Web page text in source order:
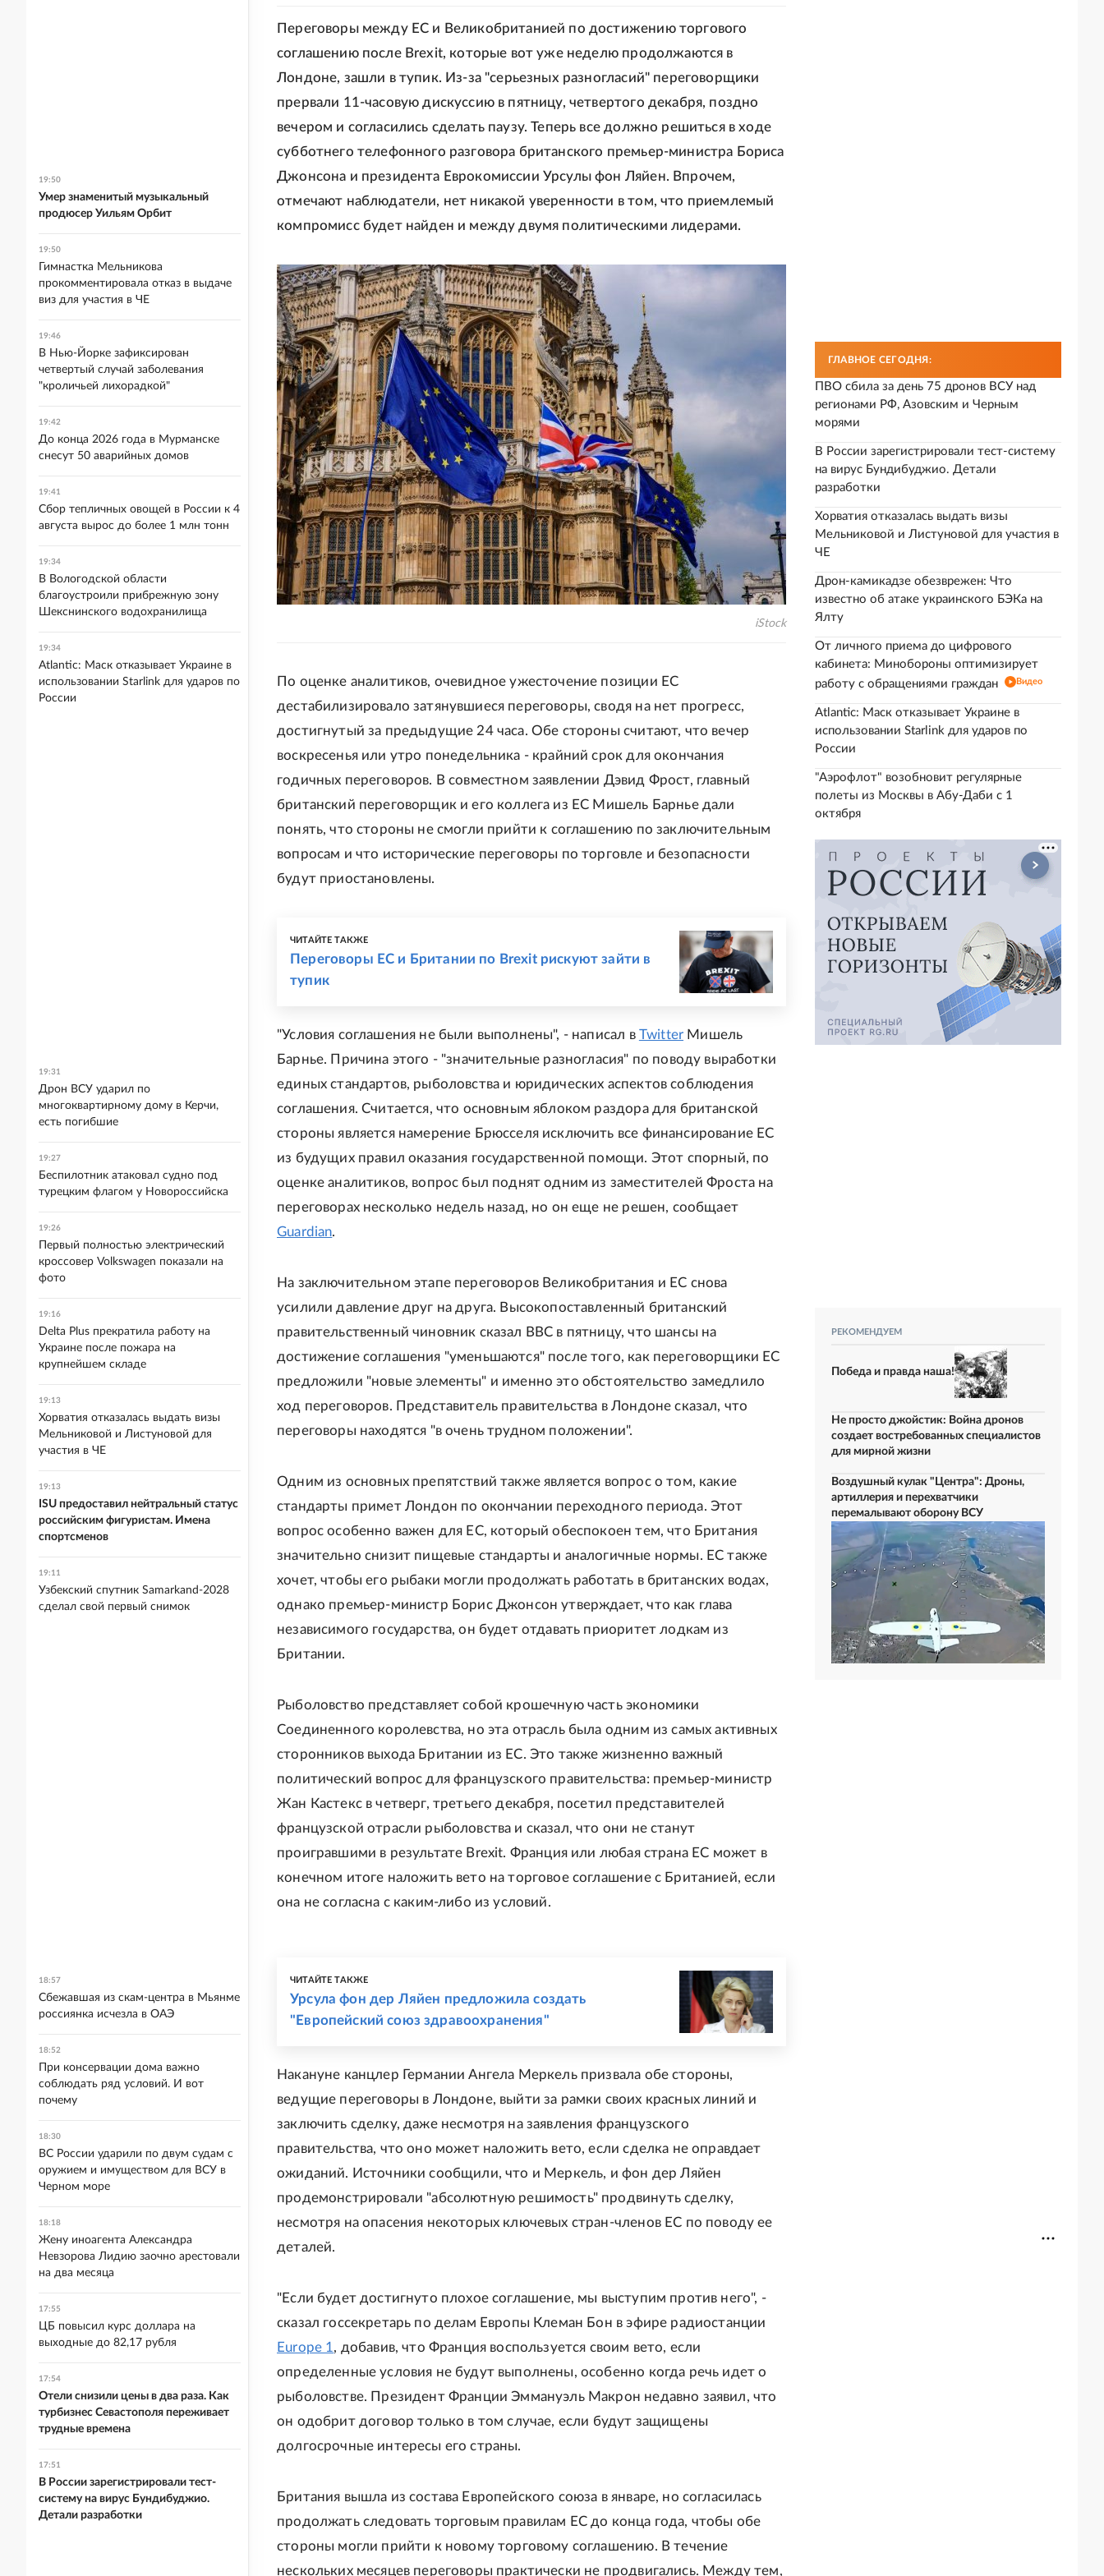
Переговоры между ЕС и Великобританией по достижению торгового
соглашению после Brexit, которые вот уже неделю продолжаются в
Лондоне, зашли в тупик. Из-за "серьезных разногласий" переговорщики
прервали 11-часовую дискуссию в пятницу, четвертого декабря, поздно
вечером и согласились сделать паузу. Теперь все должно решиться в ходе
субботнего телефонного разговора британского премьер-министра Бориса
Джонсона и президента Еврокомиссии Урсулы фон Ляйен. Впрочем,
отмечают наблюдатели, нет никакой уверенности в том, что приемлемый
компромисс будет найден и между двумя политическими лидерами.
iStock
По оценке аналитиков, очевидное ужесточение позиции ЕС
дестабилизировало затянувшиеся переговоры, сводя на нет прогресс,
достигнутый за предыдущие 24 часа. Обе стороны считают, что вечер
воскресенья или утро понедельника - крайний срок для окончания
годичных переговоров. В совместном заявлении Дэвид Фрост, главный
британский переговорщик и его коллега из ЕС Мишель Барнье дали
понять, что стороны не смогли прийти к соглашению по заключительным
вопросам и что исторические переговоры по торговле и безопасности
будут приостановлены.
ЧИТАЙТЕ ТАКЖЕ
Переговоры ЕС и Британии по Brexit рискуют зайти в
тупик
"Условия соглашения не были выполнены", - написал в Twitter Мишель
Барнье. Причина этого - "значительные разногласия" по поводу выработки
единых стандартов, рыболовства и юридических аспектов соблюдения
соглашения. Считается, что основным яблоком раздора для британской
стороны является намерение Брюсселя исключить все финансирование ЕС
из будущих правил оказания государственной помощи. Этот спорный, по
оценке аналитиков, вопрос был поднят одним из заместителей Фроста на
переговорах несколько недель назад, но он еще не решен, сообщает
Guardian.
На заключительном этапе переговоров Великобритания и ЕС снова
усилили давление друг на друга. Высокопоставленный британский
правительственный чиновник сказал BBC в пятницу, что шансы на
достижение соглашения "уменьшаются" после того, как переговорщики ЕС
предложили "новые элементы" и именно это обстоятельство замедлило
ход переговоров. Представитель правительства в Лондоне сказал, что
переговоры находятся "в очень трудном положении".
Одним из основных препятствий также является вопрос о том, какие
стандарты примет Лондон по окончании переходного периода. Этот
вопрос особенно важен для ЕС, который обеспокоен тем, что Британия
значительно снизит пищевые стандарты и аналогичные нормы. ЕС также
хочет, чтобы его рыбаки могли продолжать работать в британских водах,
однако премьер-министр Борис Джонсон утверждает, что как глава
независимого государства, он будет отдавать приоритет лодкам из
Британии.
Рыболовство представляет собой крошечную часть экономики
Соединенного королевства, но эта отрасль была одним из самых активных
сторонников выхода Британии из ЕС. Это также жизненно важный
политический вопрос для французского правительства: премьер-министр
Жан Кастекс в четверг, третьего декабря, посетил представителей
французской отрасли рыболовства и сказал, что они не станут
проигравшими в результате Brexit. Франция или любая страна ЕС может в
конечном итоге наложить вето на торговое соглашение с Британией, если
она не согласна с каким-либо из условий.
ЧИТАЙТЕ ТАКЖЕ
Урсула фон дер Ляйен предложила создать
"Европейский союз здравоохранения"
Накануне канцлер Германии Ангела Меркель призвала обе стороны,
ведущие переговоры в Лондоне, выйти за рамки своих красных линий и
заключить сделку, даже несмотря на заявления французского
правительства, что оно может наложить вето, если сделка не оправдает
ожиданий. Источники сообщили, что и Меркель, и фон дер Ляйен
продемонстрировали "абсолютную решимость" продвинуть сделку,
несмотря на опасения некоторых ключевых стран-членов ЕС по поводу ее
деталей.
"Если будет достигнуто плохое соглашение, мы выступим против него", -
сказал госсекретарь по делам Европы Клеман Бон в эфире радиостанции
Europe 1, добавив, что Франция воспользуется своим вето, если
определенные условия не будут выполнены, особенно когда речь идет о
рыболовстве. Президент Франции Эммануэль Макрон недавно заявил, что
он одобрит договор только в том случае, если будут защищены
долгосрочные интересы его страны.
Британия вышла из состава Европейского союза в январе, но согласилась
продолжать следовать торговым правилам ЕС до конца года, чтобы обе
стороны могли прийти к новому торговому соглашению. В течение
нескольких месяцев переговоры практически не продвигались. Между тем,
ГЛАВНОЕ СЕГОДНЯ:
ПВО сбила за день 75 дронов ВСУ над
регионами РФ, Азовским и Черным
морями
В России зарегистрировали тест-систему
на вирус Бундибуджио. Детали
разработки
Хорватия отказалась выдать визы
Мельниковой и Листуновой для участия в
ЧЕ
Дрон-камикадзе обезврежен: Что
известно об атаке украинского БЭКа на
Ялту
От личного приема до цифрового
кабинета: Минобороны оптимизирует
работу с обращениями граждан
Видео
Atlantic: Маск отказывает Украине в
использовании Starlink для ударов по
России
"Аэрофлот" возобновит регулярные
полеты из Москвы в Абу-Даби с 1
октября
РЕКОМЕНДУЕМ
Победа и правда наша!
Не просто джойстик: Война дронов
создает востребованных специалистов
для мирной жизни
Воздушный кулак "Центра": Дроны,
артиллерия и перехватчики
перемалывают оборону ВСУ
19:50
Умер знаменитый музыкальный
продюсер Уильям Орбит
19:50
Гимнастка Мельникова
прокомментировала отказ в выдаче
виз для участия в ЧЕ
19:46
В Нью-Йорке зафиксирован
четвертый случай заболевания
"кроличьей лихорадкой"
19:42
До конца 2026 года в Мурманске
снесут 50 аварийных домов
19:41
Сбор тепличных овощей в России к 4
августа вырос до более 1 млн тонн
19:34
В Вологодской области
благоустроили прибрежную зону
Шекснинского водохранилища
19:34
Atlantic: Маск отказывает Украине в
использовании Starlink для ударов по
России
19:31
Дрон ВСУ ударил по
многоквартирному дому в Керчи,
есть погибшие
19:27
Беспилотник атаковал судно под
турецким флагом у Новороссийска
19:26
Первый полностью электрический
кроссовер Volkswagen показали на
фото
19:16
Delta Plus прекратила работу на
Украине после пожара на
крупнейшем складе
19:13
Хорватия отказалась выдать визы
Мельниковой и Листуновой для
участия в ЧЕ
19:13
ISU предоставил нейтральный статус
российским фигуристам. Имена
спортсменов
19:11
Узбекский спутник Samarkand-2028
сделал свой первый снимок
18:57
Сбежавшая из скам-центра в Мьянме
россиянка исчезла в ОАЭ
18:52
При консервации дома важно
соблюдать ряд условий. И вот
почему
18:30
ВС России ударили по двум судам с
оружием и имуществом для ВСУ в
Черном море
18:18
Жену иноагента Александра
Невзорова Лидию заочно арестовали
на два месяца
17:55
ЦБ повысил курс доллара на
выходные до 82,17 рубля
17:54
Отели снизили цены в два раза. Как
турбизнес Севастополя переживает
трудные времена
17:51
В России зарегистрировали тест-
систему на вирус Бундибуджио.
Детали разработки